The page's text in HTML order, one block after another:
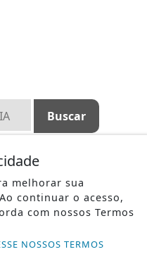
melhorar sua
continuar o acesso,
com nossos Termos
NOSSOS TERMOS